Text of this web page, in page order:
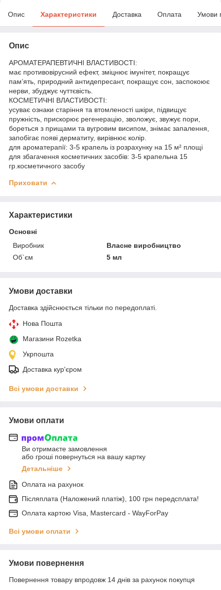
Опис Характеристики Доставка Оплата Умови
Опис
АРОМАТЕРАПЕВТИЧНІ ВЛАСТИВОСТІ:
має противовірусний ефект, зміцнює імунітет, покращує
пам’ять, природний антидепресант, покращує сон, заспокоює
нерви, збуджує чуттєвість.
КОСМЕТИЧНІ ВЛАСТИВОСТІ:
усуває ознаки старіння та втомленості шкіри, підвищує
пружність, прискорює регенерацію, зволожує, звужує пори,
бореться з прищами та вугровим висипом, знімає запалення,
запобігає появі дерматиту, вирівнює колір.
для ароматерапії: 3-5 крапель із розрахунку на 15 м² площі
для збагачення косметичних засобів: 3-5 крапельна 15
гр.косметичного засобу
Приховати
Характеристики
Основні
Виробник
Власне виробництво
Об`єм
5 мл
Умови доставки
Доставка здійснюється тільки по передоплаті.
Нова Пошта
Магазини Rozetka
Укрпошта
Доставка кур'єром
Всі умови доставки
Умови оплати
Ви отримаєте замовлення
або гроші повернуться на вашу картку
Детальніше
Оплата на рахунок
Післяплата (Наложений платіж), 100 грн передсплата!
Оплата картою Visa, Mastercard - WayForPay
Всі умови оплати
Умови повернення
Повернення товару впродовж 14 днів за рахунок покупця